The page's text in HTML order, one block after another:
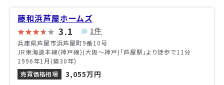
藤和浜芦屋ホームズ
3.1 1件
兵庫県芦屋市浜芦屋町9番10号
JR東海道本線(神戸線)(大阪～神戸)「芦屋駅」より徒歩で11分
1996年1月(築30年)
売買価格相場
3,055万円